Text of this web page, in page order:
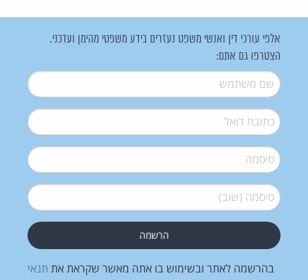
אלפי עורכי דין ואנשי משפט נעזרים בידע משפטי מהימן ועדכני.
הצטרפו גם אתם:
שם משתמש*
דואל*
סיסמה*
סיסמה (שוב)*
בהרשמה לאתר ובשימוש בו אתה מאשר שקראת את תנאי